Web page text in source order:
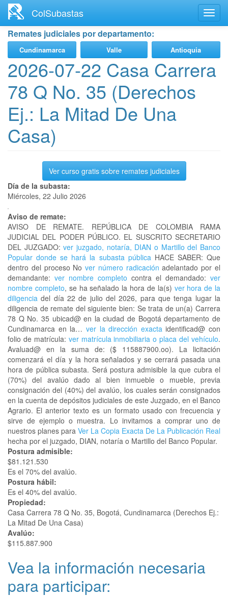
contenido
principal
ColSubastas
Remates judiciales por departamento:
Cundinamarca Valle Antioquia
2026-07-22 Casa Carrera
78 Q No. 35 (Derechos
Ej.: La Mitad De Una
Casa)
Ver curso gratis sobre remates judiciales
Día de la subasta:
Miércoles, 22 Julio 2026
Aviso de remate:
AVISO DE REMATE. REPÚBLICA DE COLOMBIA RAMA
JUDICIAL DEL PODER PÚBLICO. EL SUSCRITO SECRETARIO
DEL JUZGADO: ver juzgado, notaría, DIAN o Martillo del Banco
Popular donde se hará la subasta públicaHACE SABER: Que
dentro del proceso Nover número radicación adelantado por el
demandante: ver nombre completo contra el demandado: ver
nombre completo, se ha señalado la hora de la(s) ver hora de la
diligencia del día 22 de julio del 2026, para que tenga lugar la
diligencia de remate del siguiente bien: Se trata de un(a) Carrera
78 Q No. 35 ubicad@ en la ciudad de Bogotá departamento de
Cundinamarca en la… ver la dirección exactaidentificad@ con
folio de matrícula: ver matrícula inmobiliaria o placa del vehículo.
Avaluad@ en la suma de: ($ 115887900.oo). La licitación
comenzará el día y la hora señalados y se cerrará pasada una
hora de pública subasta. Será postura admisible la que cubra el
(70%) del avalúo dado al bien inmueble o mueble, previa
consignación del (40%) del avalúo, los cuales serán consignados
en la cuenta de depósitos judiciales de este Juzgado, en el Banco
Agrario. El anterior texto es un formato usado con frecuencia y
sirve de ejemplo o muestra. Lo invitamos a comprar uno de
nuestros planes para Ver La Copia Exacta De La Publicación Real
hecha por el juzgado, DIAN, notaría o Martillo del Banco Popular.
Postura admisible:
$81.121.530
Es el 70% del avalúo.
Postura hábil:
Es el 40% del avalúo.
Propiedad:
Casa Carrera 78 Q No. 35, Bogotá, Cundinamarca (Derechos Ej.:
La Mitad De Una Casa)
Avalúo:
$115.887.900
Vea la información necesaria
para participar: